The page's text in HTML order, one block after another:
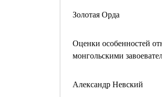
Золотая Орда
Оценки особенностей
монгольскими
Александр Невский